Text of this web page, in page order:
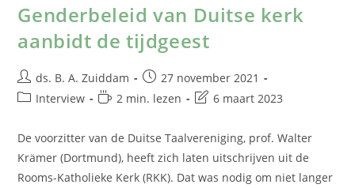
Genderbeleid van Duitse kerk
aanbidt de tijdgeest
ds. B. A. Zuiddam
27 november 2021
Interview
2 min. lezen 6 maart 2023
De voorzitter van de Duitse Taalvereniging, prof. Walter
Krämer (Dortmund), heeft zich laten uitschrijven uit de
Rooms-Katholieke Kerk (RKK). Dat was nodig om niet langer